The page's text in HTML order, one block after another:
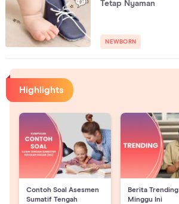
Tetap Nyaman
NEWBORN
Highlights
Contoh Soal Asesmen
Sumatif Tengah
Berita Trending
Minggu Ini